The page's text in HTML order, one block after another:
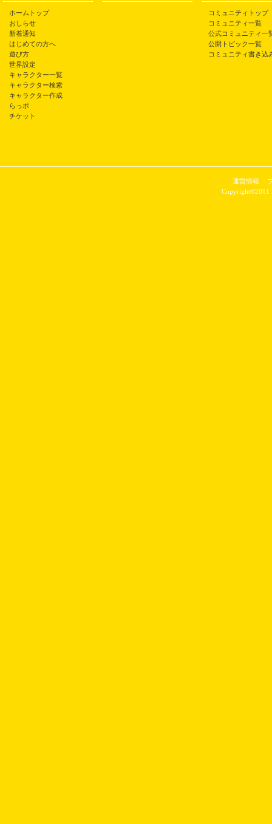
ホームトップ
おしらせ
新着通知
はじめての方へ
遊び方
世界設定
キャラクター一覧
キャラクター検索
キャラクター作成
らっポ
チケット
コミュニティトップ
コミュニティ一覧
公式コミュニティ一
公開トピック一覧
コミュニティ書き込
運営情報
Copyright©2011